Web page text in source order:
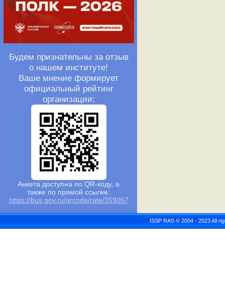
Будем признательны за отзыв
о нашем институте!
Ваше мнение формирует
официальный рейтинг
организации:
Анкета доступна по QR-коду, а
также по прямой ссылке:
https://bus.gov.ru/qrcode/rate/359057
ISSP RAS © 2004 - 2023 All